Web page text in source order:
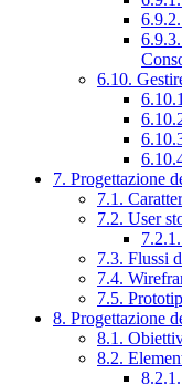
6.10.
7. Progettazione
7.1.
7.2. User
7.3. Flussi
7.4.
7.5.
8. Progettazione
8.1.
8.2.